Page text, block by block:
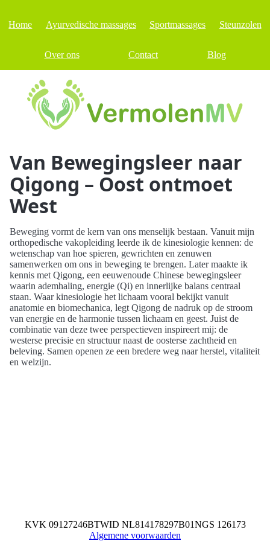
Home Ayurvedische massages Sportmassages Steunzolen
Over ons Contact Blog
Van Bewegingsleer naar
Qigong – Oost ontmoet
West
Beweging vormt de kern van ons menselijk bestaan. Vanuit mijn
orthopedische vakopleiding leerde ik de kinesiologie kennen: de
wetenschap van hoe spieren, gewrichten en zenuwen
samenwerken om ons in beweging te brengen. Later maakte ik
kennis met Qigong, een eeuwenoude Chinese bewegingsleer
waarin ademhaling, energie (Qi) en innerlijke balans centraal
staan. Waar kinesiologie het lichaam vooral bekijkt vanuit
anatomie en biomechanica, legt Qigong de nadruk op de stroom
van energie en de harmonie tussen lichaam en geest. Juist de
combinatie van deze twee perspectieven inspireert mij: de
westerse precisie en structuur naast de oosterse zachtheid en
beleving. Samen openen ze een bredere weg naar herstel, vitaliteit
en welzijn.
KVK 09127246BTWID NL814178297B01NGS 126173
Algemene voorwaarden